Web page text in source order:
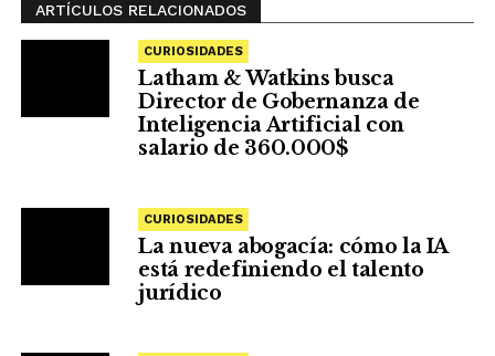
ARTÍCULOS RELACIONADOS
CURIOSIDADES
Latham & Watkins busca
Director de Gobernanza de
Inteligencia Artificial con
salario de 360.000$
CURIOSIDADES
La nueva abogacía: cómo la IA
está redefiniendo el talento
jurídico